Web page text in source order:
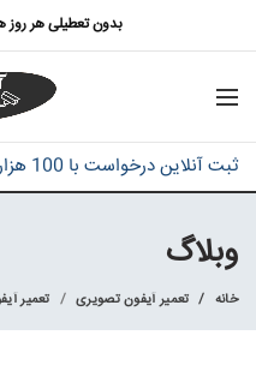
بدون تعطیلی هر روز هفته، از
ثبت آنلاین درخواست با 100 هزار تومان تخفیف
وبلاگ
خانه تعمیر آیفون تصویری تعمیر